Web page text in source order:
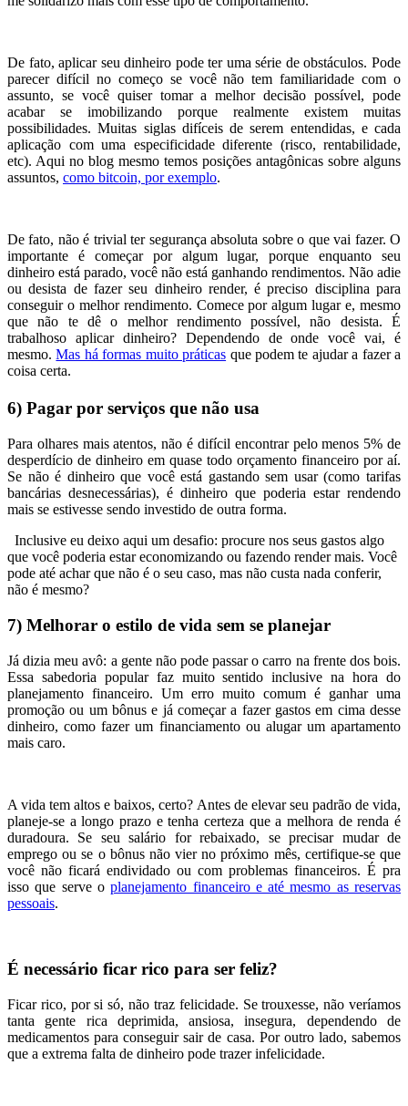
De fato, aplicar seu dinheiro pode ter uma série de obstáculos. Pode
parecer difícil no começo se você não tem familiaridade com o
assunto, se você quiser tomar a melhor decisão possível, pode
acabar se imobilizando porque realmente existem muitas
possibilidades. Muitas siglas difíceis de serem entendidas, e cada
aplicação com uma especificidade diferente (risco, rentabilidade,
etc). Aqui no blog mesmo temos posições antagônicas sobre alguns
assuntos, como bitcoin, por exemplo.
De fato, não é trivial ter segurança absoluta sobre o que vai fazer. O
importante é começar por algum lugar, porque enquanto seu
dinheiro está parado, você não está ganhando rendimentos. Não adie
ou desista de fazer seu dinheiro render, é preciso disciplina para
conseguir o melhor rendimento. Comece por algum lugar e, mesmo
que não te dê o melhor rendimento possível, não desista. É
trabalhoso aplicar dinheiro? Dependendo de onde você vai, é
mesmo.Mas há formas muito práticas que podem te ajudar a fazer a
coisa certa.
6) Pagar por serviços que não usa
Para olhares mais atentos, não é difícil encontrar pelo menos 5% de
desperdício de dinheiro em quase todo orçamento financeiro por aí.
Se não é dinheiro que você está gastando sem usar (como tarifas
bancárias desnecessárias), é dinheiro que poderia estar rendendo
mais se estivesse sendo investido de outra forma.
Inclusive eu deixo aqui um desafio: procure nos seus gastos algo
que você poderia estar economizando ou fazendo render mais. Você
pode até achar que não é o seu caso, mas não custa nada conferir,
não é mesmo?
7) Melhorar o estilo de vida sem se planejar
Já dizia meu avô: a gente não pode passar o carro na frente dos bois.
Essa sabedoria popular faz muito sentido inclusive na hora do
planejamento financeiro. Um erro muito comum é ganhar uma
promoção ou um bônus e já começar a fazer gastos em cima desse
dinheiro, como fazer um financiamento ou alugar um apartamento
mais caro.
A vida tem altos e baixos, certo? Antes de elevar seu padrão de vida,
planeje-se a longo prazo e tenha certeza que a melhora de renda é
duradoura. Se seu salário for rebaixado, se precisar mudar de
emprego ou se o bônus não vier no próximo mês, certifique-se que
você não ficará endividado ou com problemas financeiros. É pra
isso que serve oplanejamento financeiro e até mesmo as reservas
pessoais.
É necessário ficar rico para ser feliz?
Ficar rico, por si só, não traz felicidade. Se trouxesse, não veríamos
tanta gente rica deprimida, ansiosa, insegura, dependendo de
medicamentos para conseguir sair de casa. Por outro lado, sabemos
que a extrema falta de dinheiro pode trazer infelicidade.